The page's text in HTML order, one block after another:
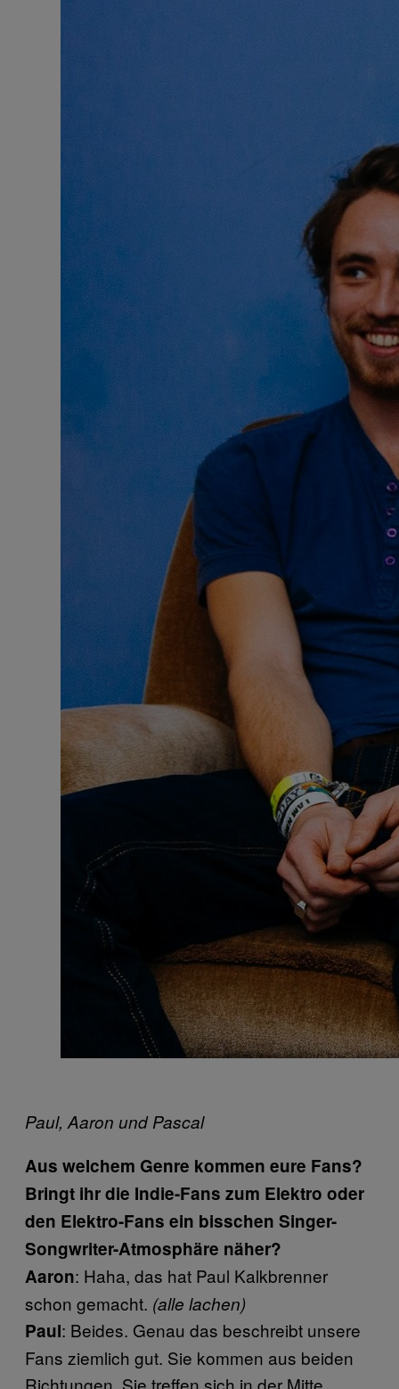
Paul, Aaron und Pascal
Aus welchem Genre kommen eure Fans?
Bringt ihr die Indie-Fans zum Elektro oder
den Elektro-Fans ein bisschen Singer-
Songwriter-Atmosphäre näher?
Aaron: Haha, das hat Paul Kalkbrenner
schon gemacht. (alle lachen)
Paul: Beides. Genau das beschreibt unsere
Fans ziemlich gut. Sie kommen aus beiden
Richtungen. Sie treffen sich in der Mitte.